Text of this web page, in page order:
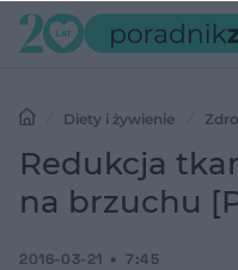
Diety i żywienie
tłuszczowej na brzuchu
Redukcja
na brzuchu
2016-03-21 7:45